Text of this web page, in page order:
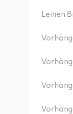
Leinen